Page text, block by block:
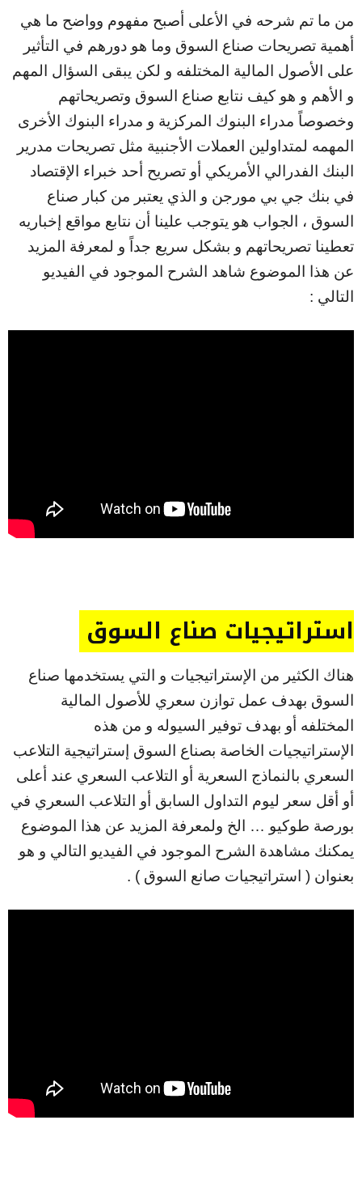
من ما تم شرحه في الأعلى أصبح مفهوم وواضح ما هي
أهمية تصريحات صناع السوق وما هو دورهم في التأثير
على الأصول المالية المختلفه و لكن يبقى السؤال المهم
و الأهم و هو كيف نتابع صناع السوق وتصريحاتهم
وخصوصاً مدراء البنوك المركزية و مدراء البنوك الأخرى
المهمه لمتداولين العملات الأجنبية مثل تصريحات مدرير
البنك الفدرالي الأمريكي أو تصريح أحد خبراء الإقتصاد
في بنك جي بي مورجن و الذي يعتبر من كبار صناع
السوق ، الجواب هو يتوجب علينا أن نتابع مواقع إخباريه
تعطينا تصريحاتهم و بشكل سريع جداً و لمعرفة المزيد
عن هذا الموضوع شاهد الشرح الموجود في الفيديو
التالي :
استراتيجيات صناع السوق
هناك الكثير من الإستراتيجيات و التي يستخدمها صناع
السوق بهدف عمل توازن سعري للأصول المالية
المختلفه أو بهدف توفير السيوله و من هذه
الإستراتيجيات الخاصة بصناع السوق إستراتيجية التلاعب
السعري بالنماذج السعرية أو التلاعب السعري عند أعلى
أو أقل سعر ليوم التداول السابق أو التلاعب السعري في
بورصة طوكيو … الخ ولمعرفة المزيد عن هذا الموضوع
يمكنك مشاهدة الشرح الموجود في الفيديو التالي و هو
بعنوان ( استراتيجيات صانع السوق ) .